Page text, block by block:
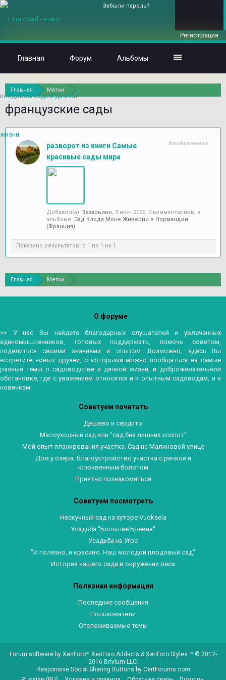
Главная Метки
французские сады
Изображения
разворот из книги Самые
красивые сады мира
Добавил(а): Захарьино, 3 июн 2026, 0 комментариев, в
альбоме: Сад Клода Моне Живерни в Нормандии
(Франция)
Показано результатов: с 1 по 1 из 1.
Главная Метки
Забыли пароль?
Регистрация
Главная Форум Альбомы
О форуме
>> У нас Вы найдете благодарных слушателей и увлеченных
единомышленников, готовых поддержать, помочь советом,
поделиться своими знаниями и опытом. Возможно, здесь Вы
встретите новых друзей, с которыми можно пообщаться на самые
разные темы о садоводстве и дачной жизни, в доброжелательной
обстановке, где с уважением относятся и к опытным садоводам, и к
новичкам.
Советуем почитать
Дешево и сердито
Малоуходный сад или "сад без лишних хлопот"
Мой опыт планирования участка. Сад на Малиновой улице
Дом у озера. Благоустройство участка с речкой и
клюквенным болотом
Приятно познакомиться
Советуем посмотреть
Нескучный сад на хуторе Vuoksela
Усадьба "Большие Брёвна"
Усадьба на Угре
"И полезно, и красиво. Наш молодой плодовый сад"
История нашего сада в окружении леса
Полезная информация
Последние сообщения
Пользователи
Отслеживаемые темы
Forum software by XenForo™ XenForo Add-ons &XenForo Styles ™ © 2012-
2016 Brivium LLC.
Responsive Social Sharing Buttons by CertForums.com